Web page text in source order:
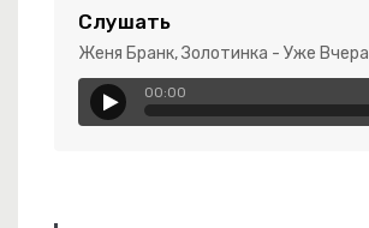
Слушать
Женя Бранк, Золотинка - Уже Вчера
00:00